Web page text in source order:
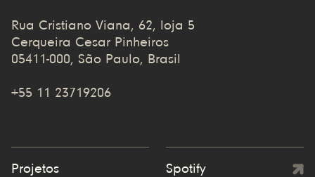
Rua Cristiano Viana, 62, loja 5
Cerqueira Cesar Pinheiros
05411-000, São Paulo, Brasil
+55 11 23719206
Projetos
Spotify